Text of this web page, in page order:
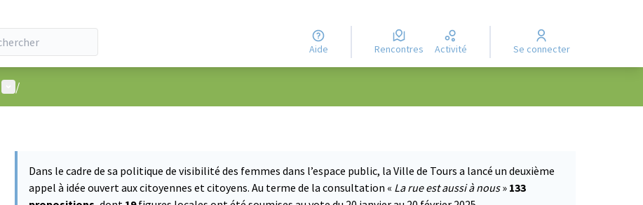
Aide Rencontres Activité Se connecter
Menu utilisateur
/
Dans le cadre de sa politique de visibilité des femmes dans l’espace public, la Ville de Tours a lancé un deuxième
appel à idée ouvert aux citoyennes et citoyens. Au terme de la consultation « La rue est aussi à nous» 133